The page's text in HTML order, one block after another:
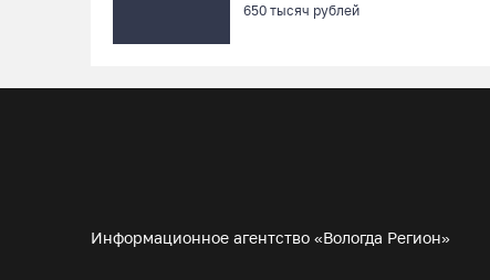
650 тысяч рублей
Информационное агентство «Вологда Регион»